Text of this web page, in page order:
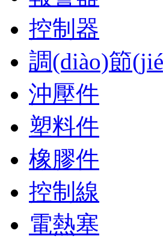
控制器
調(diào)節
沖壓件
塑料件
橡膠件
控制線
電熱塞